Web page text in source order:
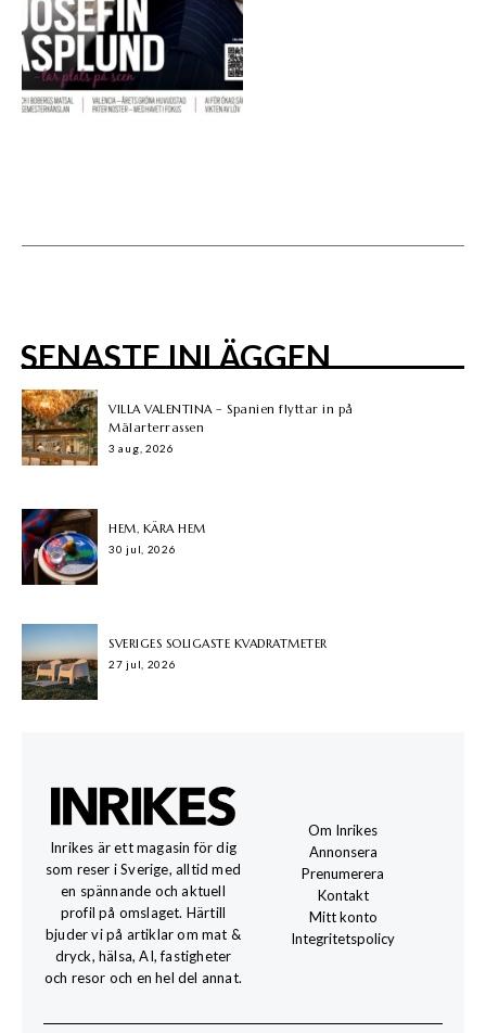
SENASTE INLÄGGEN
VILLA VALENTINA – Spanien flyttar in på
Mälarterrassen
3 aug, 2026
HEM, KÄRA HEM
30 jul, 2026
SVERIGES SOLIGASTE KVADRATMETER
27 jul, 2026
Inrikes är ett magasin för dig
som reser i Sverige, alltid med
en spännande och aktuell
profil på omslaget. Härtill
bjuder vi på artiklar om mat &
dryck, hälsa, AI, fastigheter
och resor och en hel del annat.
Om Inrikes
Annonsera
Prenumerera
Kontakt
Mitt konto
Integritetspolicy